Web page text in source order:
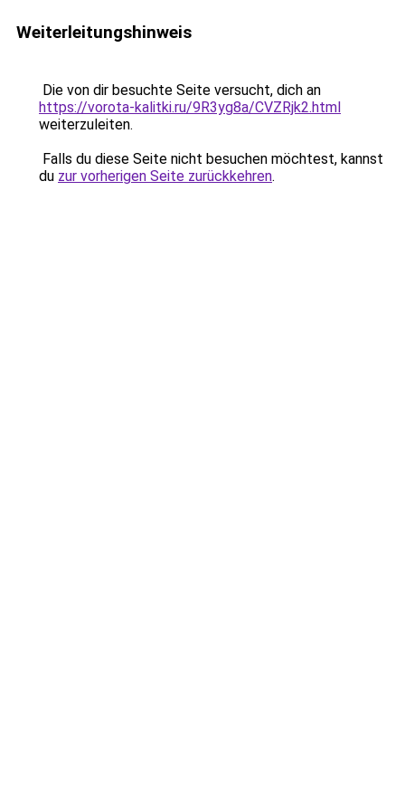
Weiterleitungshinweis
Die von dir besuchte Seite versucht, dich an
https://vorota-kalitki.ru/9R3yg8a/CVZRjk2.html
weiterzuleiten.
Falls du diese Seite nicht besuchen möchtest, kannst
du zur vorherigen Seite zurückkehren.